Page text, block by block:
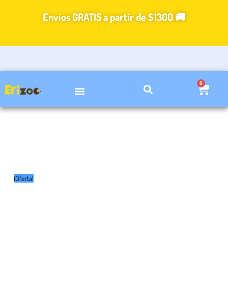
Envios GRATIS a partir de $1300 🚚
0
¡Oferta!